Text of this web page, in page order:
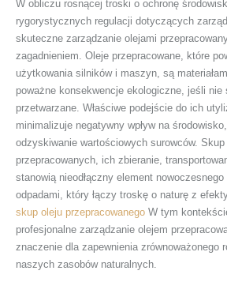
W obliczu rosnącej troski o ochronę
rygorystycznych regulacji dotyczących
skuteczne zarządzanie olejami
zagadnieniem. Oleje przepracowane, które
użytkowania silników i maszyn, są
poważne konsekwencje ekologiczne, jeśli nie
przetwarzane. Właściwe podejście do ich
minimalizuje negatywny wpływ na
odzyskiwanie wartościowych surowców. Skup
przepracowanych, ich zbieranie,
stanowią nieodłączny element
odpadami, który łączy troskę o naturę z
skup oleju przepracowanego W tym
profesjonalne zarządzanie olejem
znaczenie dla zapewnienia zrównoważonego
naszych zasobów naturalnych.